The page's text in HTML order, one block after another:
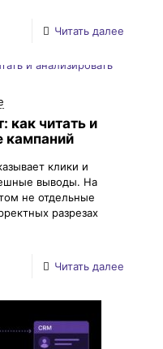
Читать далее
как читать и
кампаний
клики и
выводы. На
не отдельные
разрезах
Читать далее